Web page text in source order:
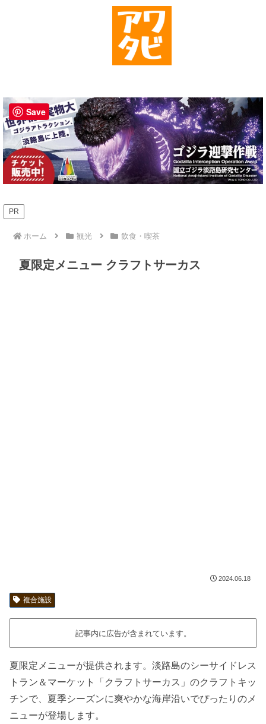
PR
ホーム 観光 飲食・喫茶
夏限定メニュー クラフトサーカス
2024.06.18
複合施設
記事内に広告が含まれています。
夏限定メニューが提供されます。淡路島のシーサイドレス
トラン＆マーケット「クラフトサーカス」のクラフトキッ
チンで、夏季シーズンに爽やかな海岸沿いでぴったりのメ
ニューが登場します。
Save